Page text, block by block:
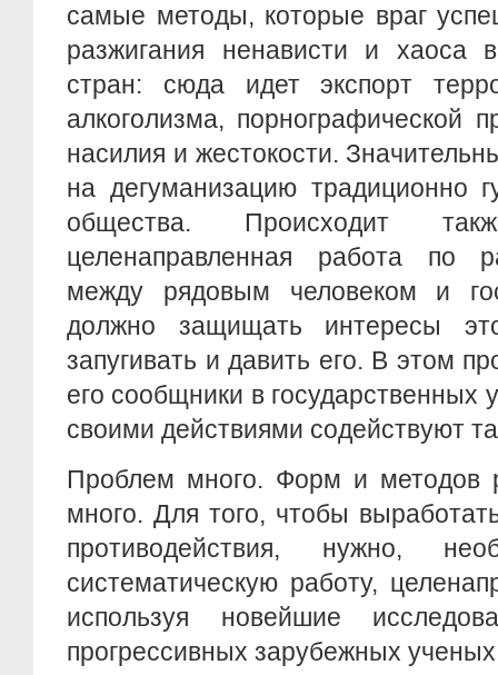
самые методы, которые враг
разжигания ненависти и хаоса
стран: сюда идет экспорт
алкоголизма, порнографической
насилия и жестокости.
на дегуманизацию традиционно
общества. Происходит
целенаправленная работа по
между рядовым человеком и
должно защищать интересы
запугивать и давить его. В этом
его сообщники в государственных
своими действиями содействуют
Проблем много. Форм и методов
много. Для того, чтобы
противодействия, нужно,
систематическую работу,
используя новейшие
прогрессивных зарубежных